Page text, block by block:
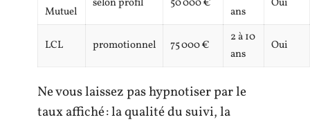
Mutuel
ans
LCL promotionnel 75 000 €
2 à 10
ans
Oui
Ne vous laissez pas hypnotiser par le
taux affiché : la qualité du suivi, la